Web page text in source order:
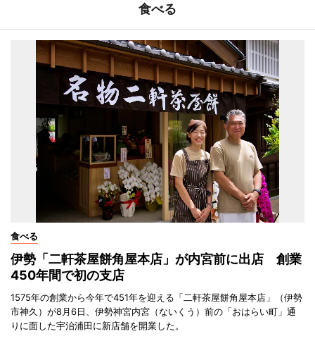
食べる
食べる
伊勢「二軒茶屋餅角屋本店」が内宮前に出店 創業
450年間で初の支店
1575年の創業から今年で451年を迎える「二軒茶屋餅角屋本店」（伊勢
市神久）が8月6日、伊勢神宮内宮（ないくう）前の「おはらい町」通
りに面した宇治浦田に新店舗を開業した。